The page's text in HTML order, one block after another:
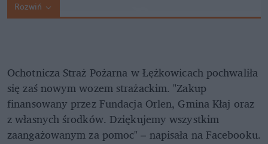
Rozwiń
Ochotnicza Straż Pożarna w Łężkowicach pochwaliła
się zaś nowym wozem strażackim. "Zakup
finansowany przez Fundacja Orlen, Gmina Kłaj oraz
z własnych środków. Dziękujemy wszystkim
zaangażowanym za pomoc" – napisała na Facebooku.